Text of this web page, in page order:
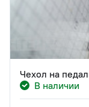
Чехол на
В наличии